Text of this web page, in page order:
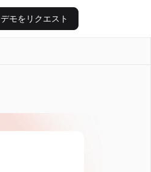
デモをリクエスト